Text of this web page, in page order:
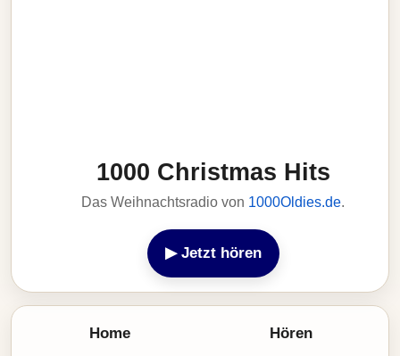
1000 Christmas Hits
Das Weihnachtsradio von 1000Oldies.de.
▶ Jetzt hören
Home Hören